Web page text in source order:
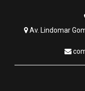
Av. Lindomar